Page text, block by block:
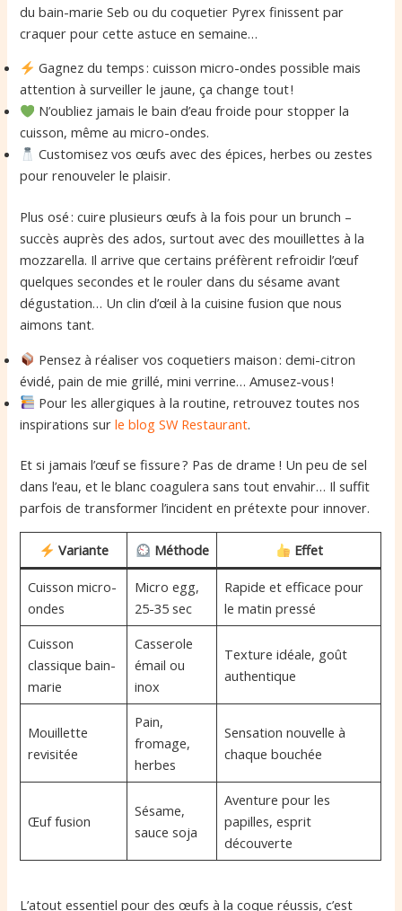
du bain-marie Seb ou du coquetier Pyrex finissent par
craquer pour cette astuce en semaine…
Gagnez du temps : cuisson micro-ondes possible mais
attention à surveiller le jaune, ça change tout !
N’oubliez jamais le bain d’eau froide pour stopper la
cuisson, même au micro-ondes.
Customisez vos œufs avec des épices, herbes ou zestes
pour renouveler le plaisir.
Plus osé : cuire plusieurs œufs à la fois pour un brunch –
succès auprès des ados, surtout avec des mouillettes à la
mozzarella. Il arrive que certains préfèrent refroidir l’œuf
quelques secondes et le rouler dans du sésame avant
dégustation… Un clin d’œil à la cuisine fusion que nous
aimons tant.
Pensez à réaliser vos coquetiers maison : demi-citron
évidé, pain de mie grillé, mini verrine… Amusez-vous !
Pour les allergiques à la routine, retrouvez toutes nos
inspirations surle blog SW Restaurant.
Et si jamais l’œuf se fissure ? Pas de drame ! Un peu de sel
dans l’eau, et le blanc coagulera sans tout envahir… Il suffit
parfois de transformer l’incident en prétexte pour innover.
Variante Méthode Effet
Cuisson micro-
ondes
Micro egg,
25-35 sec
Rapide et efficace pour
le matin pressé
Cuisson
classique bain-
marie
Casserole
émail ou
inox
Texture idéale, goût
authentique
Mouillette
revisitée
Pain,
fromage,
herbes
Sensation nouvelle à
chaque bouchée
Œuf fusion
Sésame,
sauce soja
Aventure pour les
papilles, esprit
découverte
L’atout essentiel pour des œufs à la coque réussis, c’est